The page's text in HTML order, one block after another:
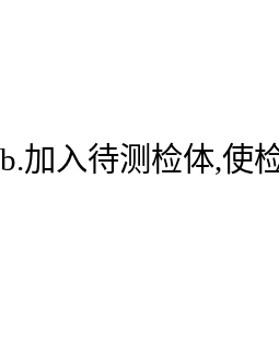
b.加入待测检体,使